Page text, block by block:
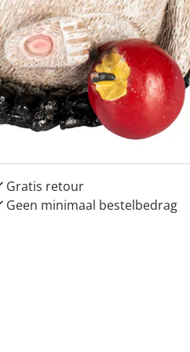
voor
& Comfort”
Gratis kopen op rekening
Gratis retour
Geen minimaal bestelbedrag